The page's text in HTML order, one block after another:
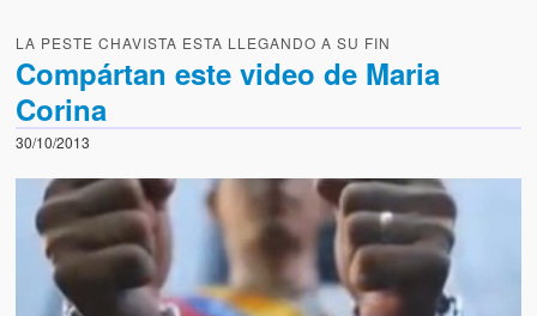
LA PESTE CHAVISTA ESTA LLEGANDO A SU FIN
Compártan este video de Maria
Corina
30/10/2013